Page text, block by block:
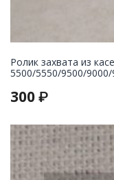
Ролик захвата из
5500/5550/9500/
300 ₽